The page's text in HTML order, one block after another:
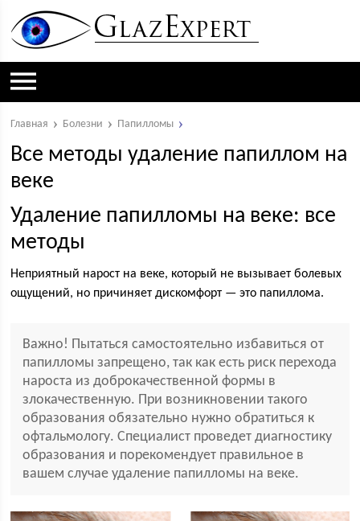
Главная Болезни Папилломы
Все методы удаление папиллом на
веке
Удаление папилломы на веке: все
методы
Неприятный нарост на веке, который не вызывает болевых
ощущений, но причиняет дискомфорт — это папиллома.
Важно! Пытаться самостоятельно избавиться от
папилломы запрещено, так как есть риск перехода
нароста из доброкачественной формы в
злокачественную. При возникновении такого
образования обязательно нужно обратиться к
офтальмологу. Специалист проведет диагностику
образования и порекомендует правильное в
вашем случае удаление папилломы на веке.